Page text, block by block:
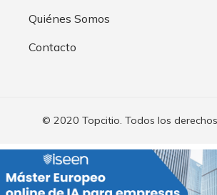
Quiénes Somos
Contacto
© 2020 Topcitio. Todos los